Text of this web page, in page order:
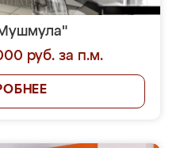
руб. за п.м.